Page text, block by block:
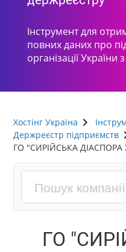
Інструмент для
повних даних про
організації
Хостінг Україна
Держреєстр підприємств
ГО "СИРІЙСЬКА
ГО